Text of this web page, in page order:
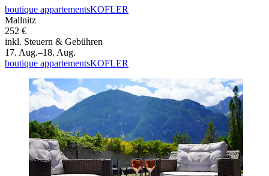
boutique appartementsKOFLER
Mallnitz
252 €
inkl. Steuern & Gebühren
17. Aug.–18. Aug.
boutique appartementsKOFLER